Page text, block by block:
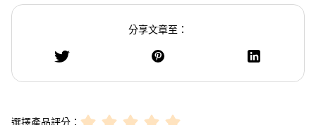
分享文章至：
選擇產品評分：